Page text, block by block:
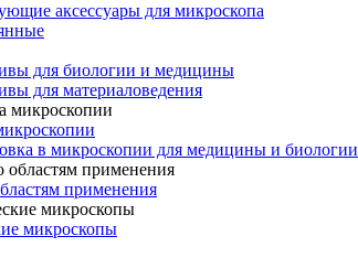
аксессуары для микроскопа
для биологии и медицины
для материаловедения
в микроскопии для медицины и биологии
применения
микроскопы